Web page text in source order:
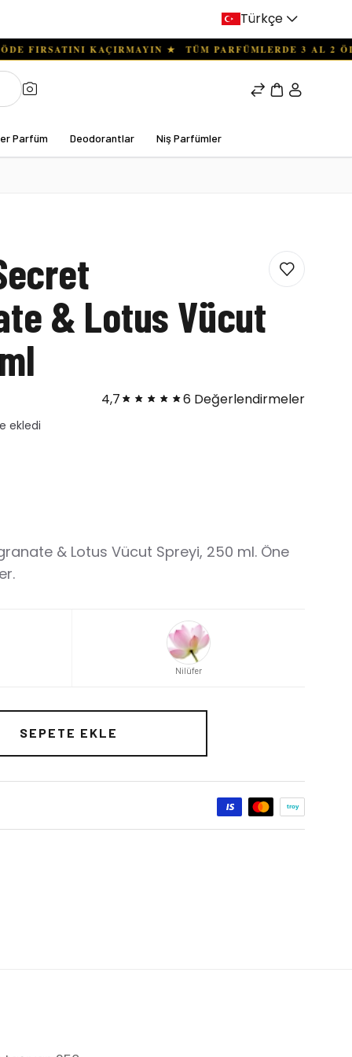
Türkçe
Parfüm Deodorantlar Niş Parfümler
& Lotus Vücut
4,7 6 Değerlendirmeler
& Lotus Vücut Spreyi, 250 ml. Öne
Nilüfer
SEPETE EKLE